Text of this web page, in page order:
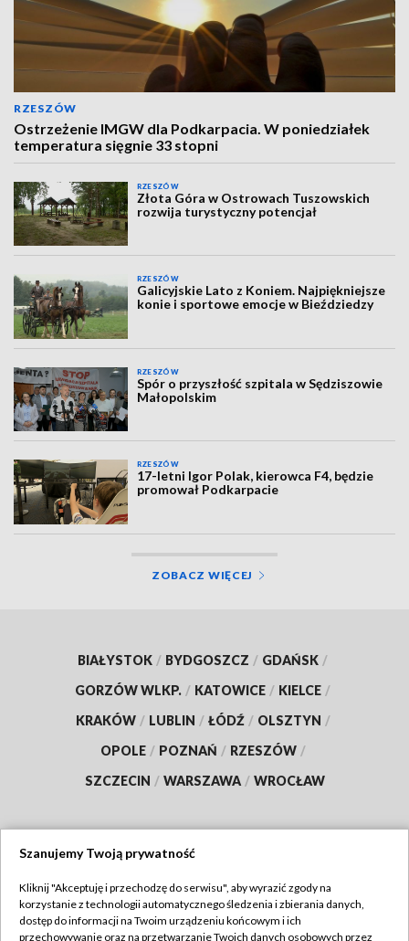
RZESZÓW
Ostrzeżenie IMGW dla Podkarpacia. W poniedziałek
temperatura sięgnie 33 stopni
RZESZÓW
Złota Góra w Ostrowach Tuszowskich
rozwija turystyczny potencjał
RZESZÓW
Galicyjskie Lato z Koniem. Najpiękniejsze
konie i sportowe emocje w Bieździedzy
RZESZÓW
Spór o przyszłość szpitala w Sędziszowie
Małopolskim
RZESZÓW
17-letni Igor Polak, kierowca F4, będzie
promował Podkarpacie
ZOBACZ WIĘCEJ
BIAŁYSTOK / BYDGOSZCZ / GDAŃSK /
GORZÓW WLKP. / KATOWICE / KIELCE /
KRAKÓW / LUBLIN / ŁÓDŹ / OLSZTYN /
OPOLE / POZNAŃ / RZESZÓW /
SZCZECIN / WARSZAWA / WROCŁAW
TVP
Szanujemy Twoją prywatność
Kliknij "Akceptuję i przechodzę do serwisu", aby wyrazić zgody na
korzystanie z technologii automatycznego śledzenia i zbierania danych,
dostęp do informacji na Twoim urządzeniu końcowym i ich
przechowywanie oraz na przetwarzanie Twoich danych osobowych przez